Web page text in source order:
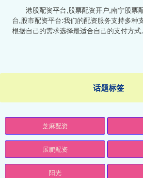
港股配资平台,股票配资开户,南宁股票
台,股市配资平台:我们的配资服务支持多种
根据自己的需求选择最适合自己的支付方式。
话题标签
芝麻配资
展鹏配资
阳光